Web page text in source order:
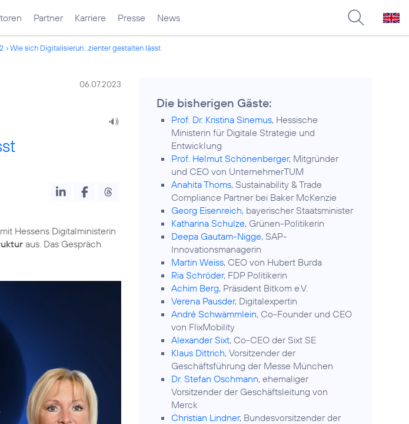
Partner Karriere Presse News
Wie sich Digitalisierun...zienter gestalten lässt
06.07.2023
mit Hessens Digitalministerin
aus. Das Gespräch
Die bisherigen Gäste:
Prof. Dr. Kristina Sinemus, Hessische
Ministerin für Digitale Strategie und
Entwicklung
Prof. Helmut Schönenberger, Mitgründer
und CEO von UnternehmerTUM
Anahita Thoms, Sustainability & Trade
Compliance Partner bei Baker McKenzie
Georg Eisenreich, bayerischer Staatsminister
Katharina Schulze, Grünen-Politikerin
Deepa Gautam-Nigge, SAP-
Innovationsmanagerin
Martin Weiss, CEO von Hubert Burda
Ria Schröder, FDP Politikerin
Achim Berg, Präsident Bitkom e.V.
Verena Pausder, Digitalexpertin
André Schwämmlein, Co-Founder und CEO
von FlixMobility
Alexander Sixt, Co-CEO der Sixt SE
Klaus Dittrich, Vorsitzender der
Geschäftsführung der Messe München
Dr. Stefan Oschmann, ehemaliger
Vorsitzender der Geschäftsleitung von
Merck
Christian Lindner, Bundesvorsitzender der